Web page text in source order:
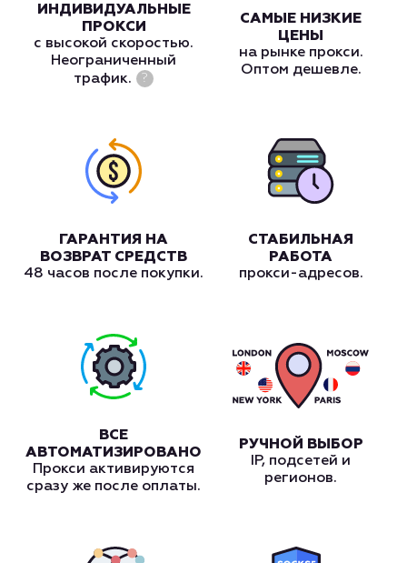
ИНДИВИДУАЛЬНЫЕ
ПРОКСИ
с высокой скоростью.
Неограниченный
трафик.
?
САМЫЕ НИЗКИЕ
ЦЕНЫ
на рынке прокси.
Оптом дешевле.
ГАРАНТИЯ НА
ВОЗВРАТ СРЕДСТВ
48 часов после покупки.
СТАБИЛЬНАЯ
РАБОТА
прокси-адресов.
ВСЕ
АВТОМАТИЗИРОВАНО
Прокси активируются
сразу же после оплаты.
РУЧНОЙ ВЫБОР
IP, подсетей и
регионов.